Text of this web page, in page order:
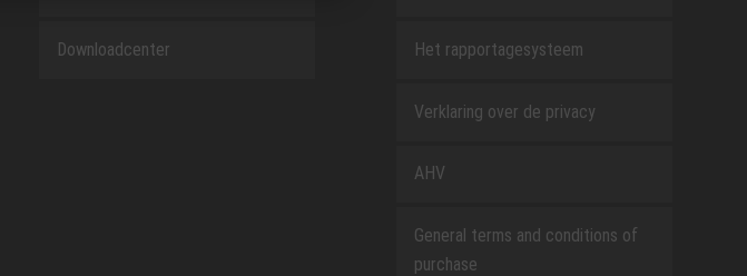
Downloadcenter Het rapportagesysteem
Verklaring over de privacy
AHV
General terms and conditions of
purchase